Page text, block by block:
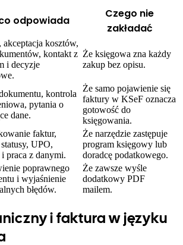
odpowiada
Czego nie
zakładać
akceptacja kosztów,
kontakt z
i decyzje
Że księgowa zna każdy
zakup bez opisu.
kontrola
pytania o
dane.
Że samo pojawienie się
faktury w KSeF oznacza
gotowość do
księgowania.
faktur,
UPO,
praca z danymi.
Że narzędzie zastępuje
program księgowy lub
doradcę podatkowego.
poprawnego
i wyjaśnienie
błędów.
Że zawsze wyśle
dodatkowy PDF
mailem.
i faktura w języku